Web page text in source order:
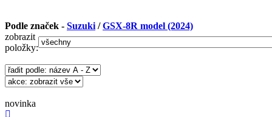
Podle značek - Suzuki /GSX-8R model (2024)
zobrazit
položky:
novinka